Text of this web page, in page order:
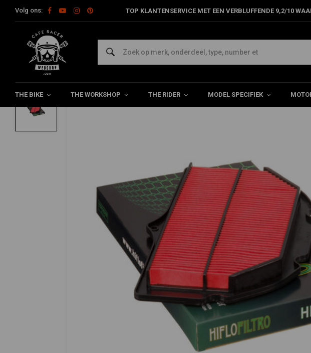
Volg ons: TOP KLANTENSERVICE MET EEN VERBLUFFENDE 9,2/10
THE BIKE THE WORKSHOP THE RIDER MODEL SPECIFIEK
Home The Workshop Vervanging luchtfilter Luchtfilter HFA3908
HIFLO
Luchtfilter HFA3908